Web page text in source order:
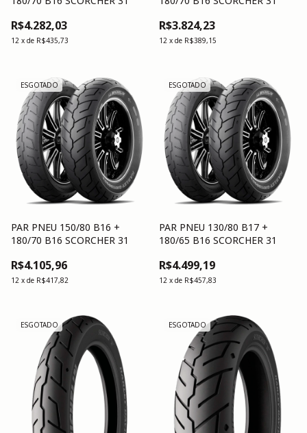
R$4.282,03
12 x de R$435,73
R$3.824,23
12 x de R$389,15
ESGOTADO
PAR PNEU 150/80 B16 +
180/70 B16 SCORCHER 31
R$4.105,96
12 x de R$417,82
ESGOTADO
PAR PNEU 130/80 B17 +
180/65 B16 SCORCHER 31
R$4.499,19
12 x de R$457,83
ESGOTADO ESGOTADO